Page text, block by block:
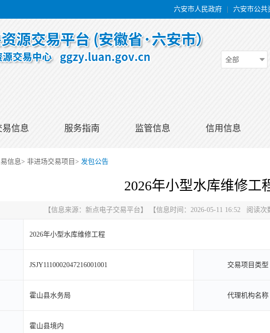
六安市人民政府 六安市公共
全部
易信息 服务指南 监管信息 信用信息
信息> 非进场交易项目 > 发包公告
2026年小型水库维修工
【信息来源： 新点电子交易平台】 【信息时间：2026-05-11 16:52 阅读次
2026年小型水库维修工程
JSJY1110002047216001001 交易项目类型
霍山县水务局 代理机构名称
霍山县境内